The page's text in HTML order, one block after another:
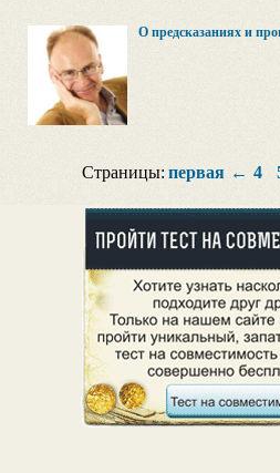
О предсказаниях и
Страницы: первая ← 4